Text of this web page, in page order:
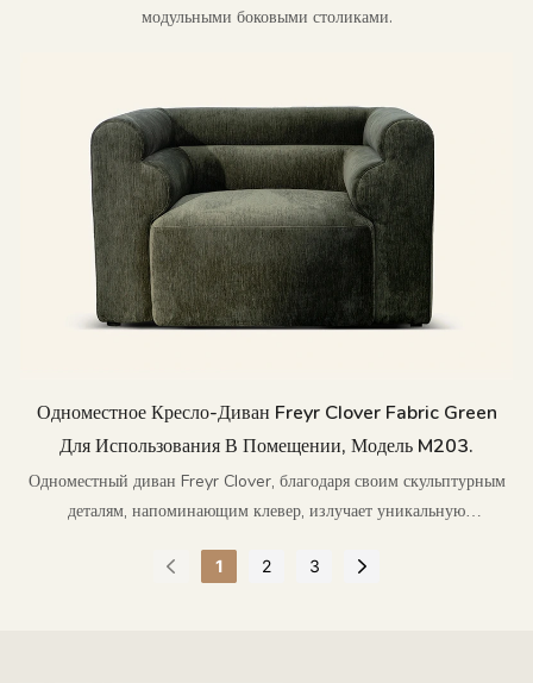
модульными боковыми столиками.
Одноместное Кресло-Диван Freyr Clover Fabric Green
Для Использования В Помещении, Модель M203.
Одноместный диван Freyr Clover, благодаря своим скульптурным
деталям, напоминающим клевер, излучает уникальную
1 2 3